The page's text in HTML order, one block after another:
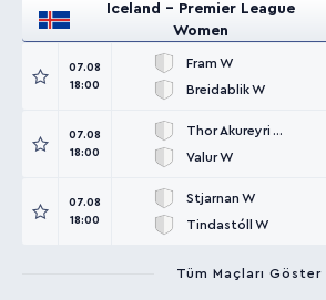
Iceland - Premier League
Women
07.08
18:00
Fram W
Breidablik W
07.08
18:00
Thor Akureyri W
Valur W
07.08
18:00
Stjarnan W
Tindastóll W
Tüm Maçları Göster